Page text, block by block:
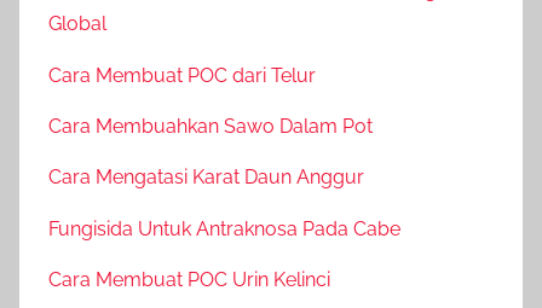
Global
Cara Membuat POC dari Telur
Cara Membuahkan Sawo Dalam Pot
Cara Mengatasi Karat Daun Anggur
Fungisida Untuk Antraknosa Pada Cabe
Cara Membuat POC Urin Kelinci